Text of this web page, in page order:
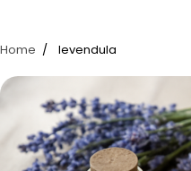
Home levendula